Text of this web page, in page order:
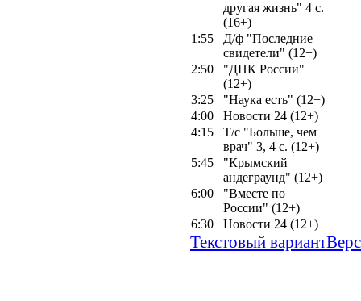
другая жизнь" 4 с.
(16+)
1:55
Д/ф "Последние
свидетели" (12+)
2:50
"ДНК России"
(12+)
3:25
"Наука есть" (12+)
4:00
Новости 24 (12+)
4:15
Т/с "Больше, чем
врач" 3, 4 с. (12+)
5:45
"Крымский
андеграунд" (12+)
6:00
"Вместе по
России" (12+)
6:30
Новости 24 (12+)
Текстовый вариант